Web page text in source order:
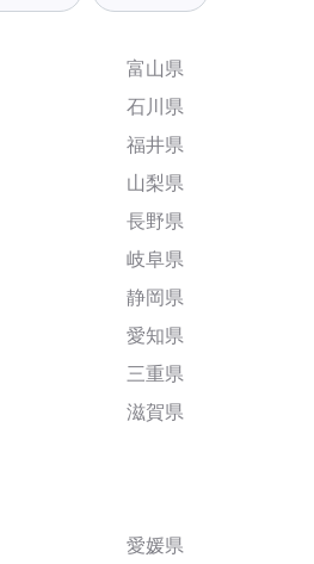
富山県
石川県
福井県
山梨県
長野県
岐阜県
静岡県
愛知県
三重県
滋賀県
愛媛県